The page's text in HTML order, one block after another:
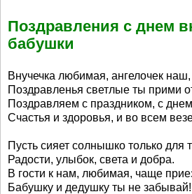
Поздравления с днем
бабушки
Внучечка любимая, ангелочек наш,
Поздравленья светлые ты прими
Поздравляем с праздником, с
Счастья и здоровья, и во всем
Пусть сияет солнышко только для
Радости, улыбок, света и добра.
В гости к нам, любимая, чаще
Бабушку и дедушку ты не забывай!